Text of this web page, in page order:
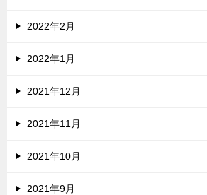
2022年2月
2022年1月
2021年12月
2021年11月
2021年10月
2021年9月